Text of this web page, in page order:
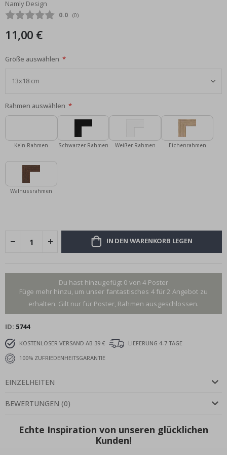
Bildgalerie
springen
Namly Design
Durchschnittliche Bewertung:
0.0 (abgegebene bewertungen:
0)
11,00 €
Größe auswählen
Rahmen auswählen
Kein Rahmen Schwarzer Rahmen Weißer Rahmen Eichenrahmen
Walnussrahmen
IN DEN WARENKORB LEGEN
Du hast hinzugefügt 0 von 4 Poster
Füge mehr hinzu, um unser fantastisches 4 für 2 Angebot zu
erhalten. Gilt nur für Poster, Rahmen ausgeschlossen.
ID 5744
KOSTENLOSER VERSAND AB 39 €
LIEFERUNG 4-7 TAGE
100% ZUFRIEDENHEITSGARANTIE
EINZELHEITEN
BEWERTUNGEN (0)
Echte Inspiration von unseren glücklichen
Kunden!